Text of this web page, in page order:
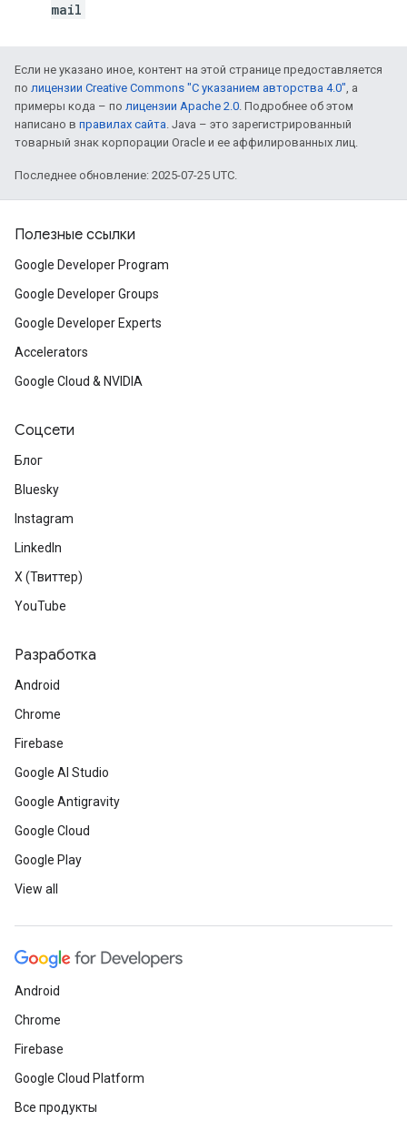
mail
Если не указано иное, контент на этой странице предоставляется
по лицензии Creative Commons "С указанием авторства 4.0", а
примеры кода – по лицензии Apache 2.0. Подробнее об этом
написано в правилах сайта. Java – это зарегистрированный
товарный знак корпорации Oracle и ее аффилированных лиц.
Последнее обновление: 2025-07-25 UTC.
Полезные ссылки
Google Developer Program
Google Developer Groups
Google Developer Experts
Accelerators
Google Cloud & NVIDIA
Соцсети
Блог
Bluesky
Instagram
LinkedIn
X (Твиттер)
YouTube
Разработка
Android
Chrome
Firebase
Google AI Studio
Google Antigravity
Google Cloud
Google Play
View all
Android
Chrome
Firebase
Google Cloud Platform
Все продукты